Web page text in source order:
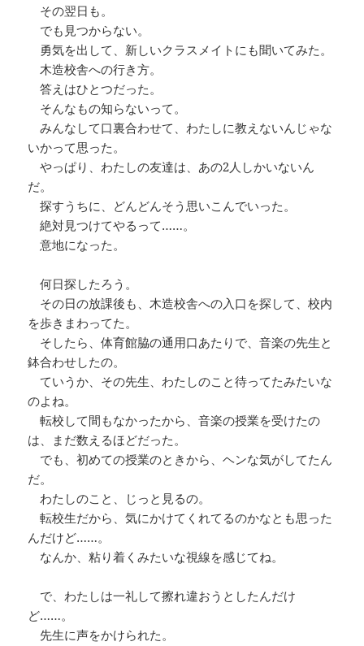
その翌日も。
でも見つからない。
勇気を出して、新しいクラスメイトにも聞いてみた。
木造校舎への行き方。
答えはひとつだった。
そんなもの知らないって。
みんなして口裏合わせて、わたしに教えないんじゃな
いかって思った。
やっぱり、わたしの友達は、あの2人しかいないん
だ。
探すうちに、どんどんそう思いこんでいった。
絶対見つけてやるって……。
意地になった。
何日探したろう。
その日の放課後も、木造校舎への入口を探して、校内
を歩きまわってた。
そしたら、体育館脇の通用口あたりで、音楽の先生と
鉢合わせしたの。
ていうか、その先生、わたしのこと待ってたみたいな
のよね。
転校して間もなかったから、音楽の授業を受けたの
は、まだ数えるほどだった。
でも、初めての授業のときから、ヘンな気がしてたん
だ。
わたしのこと、じっと見るの。
転校生だから、気にかけてくれてるのかなとも思った
んだけど……。
なんか、粘り着くみたいな視線を感じてね。
で、わたしは一礼して擦れ違おうとしたんだけ
ど……。
先生に声をかけられた。